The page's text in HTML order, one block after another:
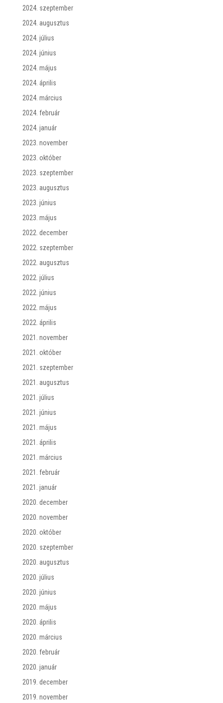
2024. szeptember
2024. augusztus
2024. július
2024. június
2024. május
2024. április
2024. március
2024. február
2024. január
2023. november
2023. október
2023. szeptember
2023. augusztus
2023. június
2023. május
2022. december
2022. szeptember
2022. augusztus
2022. július
2022. június
2022. május
2022. április
2021. november
2021. október
2021. szeptember
2021. augusztus
2021. július
2021. június
2021. május
2021. április
2021. március
2021. február
2021. január
2020. december
2020. november
2020. október
2020. szeptember
2020. augusztus
2020. július
2020. június
2020. május
2020. április
2020. március
2020. február
2020. január
2019. december
2019. november